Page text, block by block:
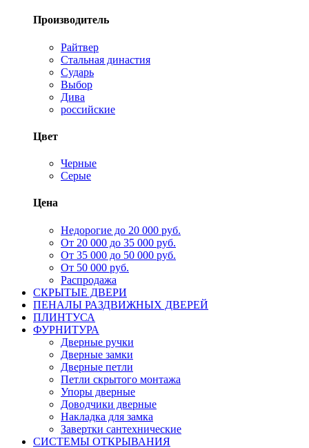
Производитель
Райтвер
Стальная династия
Сударь
Выбор
Дива
российские
Цвет
Черные
Серые
Цена
Недорогие до 20 000 руб.
От 20 000 до 35 000 руб.
От 35 000 до 50 000 руб.
От 50 000 руб.
Распродажа
СКРЫТЫЕ ДВЕРИ
ПЕНАЛЫ РАЗДВИЖНЫХ ДВЕРЕЙ
ПЛИНТУСА
ФУРНИТУРА
Дверные ручки
Дверные замки
Дверные петли
Петли скрытого монтажа
Упоры дверные
Доводчики дверные
Накладка для замка
Завертки сантехнические
СИСТЕМЫ ОТКРЫВАНИЯ